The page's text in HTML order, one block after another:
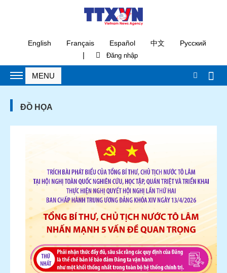
English Français Español 中文 Русский
|
ĐỒ HỌA